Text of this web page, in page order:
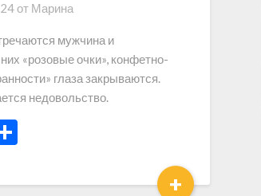
от Марина
мужчина и
«розовые очки», конфетно-
глаза закрываются.
недовольство.
Отправить
+